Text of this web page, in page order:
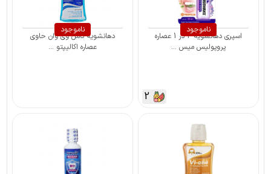
ناموجود
اسپری دهانشویه 3 در 1 عصاره
پروپولیس میس ...
2
ناموجود
دهانشویه کامل وی وان حاوی
عصاره اکالیپتو ...